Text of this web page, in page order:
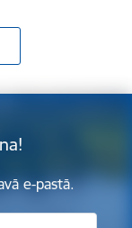
e-pastā.